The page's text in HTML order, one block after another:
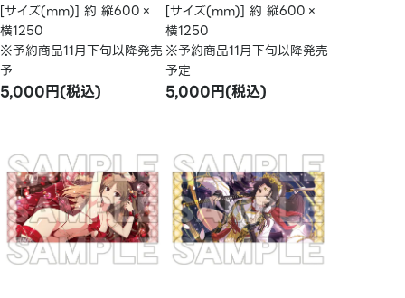
[サイズ(mm)] 約 縦600×
横1250
※予約商品11月下旬以降発売
予
5,000円(税込)
[サイズ(mm)] 約 縦600×
横1250
※予約商品11月下旬以降発売
予定
5,000円(税込)